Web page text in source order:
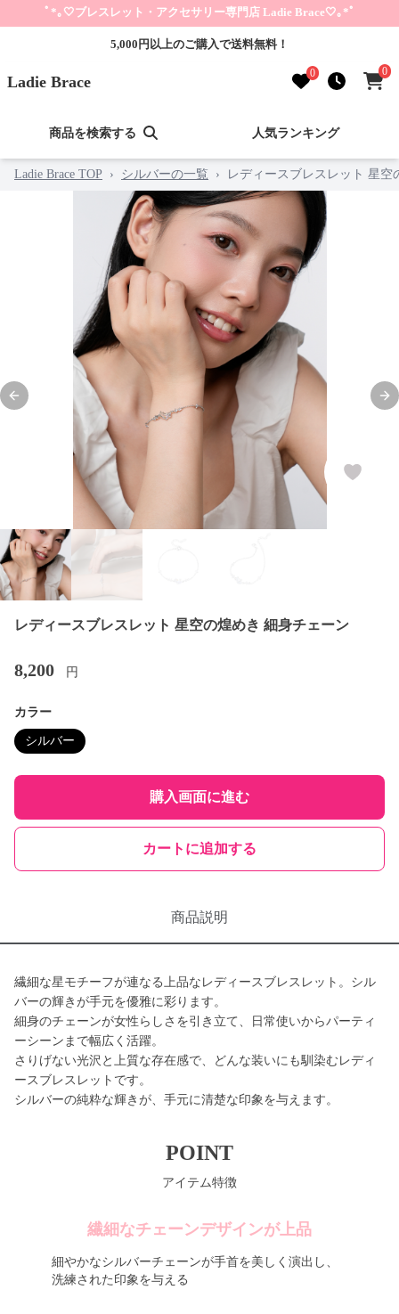
ﾟ*｡🤍ブレスレット・アクセサリー専門店 Ladie Brace🤍｡*ﾟ
5,000円以上のご購入で送料無料！
Ladie Brace 0 0
商品を検索する 人気ランキング
Ladie Brace TOP › シルバーの一覧 › レディースブレスレット 星空
Previous slide
レディースブレスレット 星空の煌めき 細身チェーン
8,200 円
カラー
シルバー
購入画面に進む
カートに追加する
商品説明
繊細な星モチーフが連なる上品なレディースブレスレット。シル
バーの輝きが手元を優雅に彩ります。
細身のチェーンが女性らしさを引き立て、日常使いからパーティ
ーシーンまで幅広く活躍。
さりげない光沢と上質な存在感で、どんな装いにも馴染むレディ
ースブレスレットです。
シルバーの純粋な輝きが、手元に清楚な印象を与えます。
POINT
アイテム特徴
繊細なチェーンデザインが上品
細やかなシルバーチェーンが手首を美しく演出し、
洗練された印象を与える